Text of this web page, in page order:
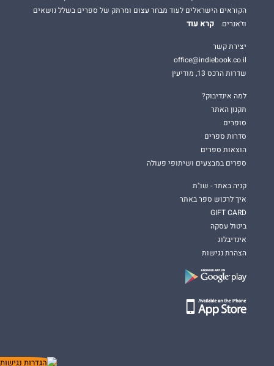
הקוראים הישראלים לעוד מבחר עצום ומרתק של ספרים בשלל נושאים
וז'אנרים.
קרא עוד
יצירת קשר
office@indiebook.co.il
שדרות הרכס 13, מודיעין
למה אינדיבוק?
תקנון האתר
סופרים
סדרות ספרים
הוצאות ספרים
ספרים במבצעים ושיתופי פעולה
קניה באתר - שו"ת
איך לרכוש ספר באתר
GIFT CARD
ביטול עסקה
אינדיבלוג
הצהרת נגישות